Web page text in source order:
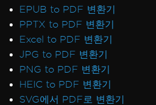
EPUB to PDF 변환기
PPTX to PDF 변환기
Excel to PDF 변환기
JPG to PDF 변환기
PNG to PDF 변환기
HEIC to PDF 변환기
SVG에서 PDF로 변환기